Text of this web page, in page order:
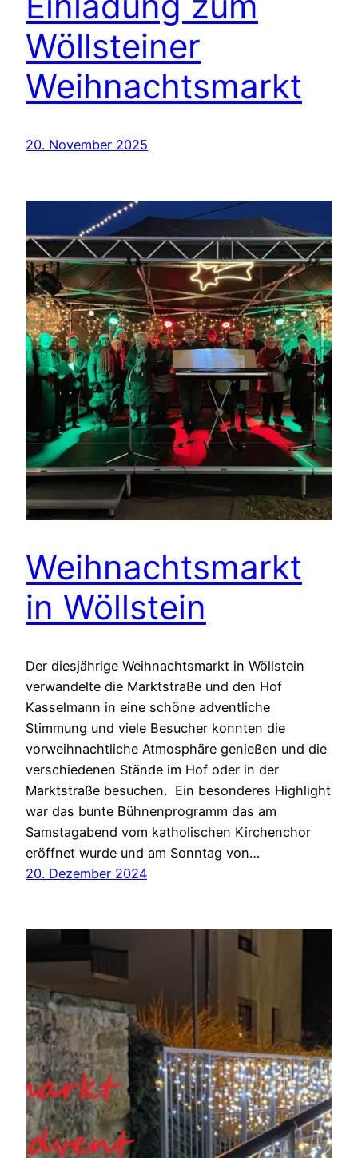
Wöllsteiner
Weihnachtsmarkt
20. November 2025
Weihnachtsmarkt
in Wöllstein
Der diesjährige Weihnachtsmarkt in Wöllstein
verwandelte die Marktstraße und den Hof
Kasselmann in eine schöne adventliche
Stimmung und viele Besucher konnten die
vorweihnachtliche Atmosphäre genießen und die
verschiedenen Stände im Hof oder in der
Marktstraße besuchen. Ein besonderes Highlight
war das bunte Bühnenprogramm das am
Samstagabend vom katholischen Kirchenchor
eröffnet wurde und am Sonntag von…
20. Dezember 2024